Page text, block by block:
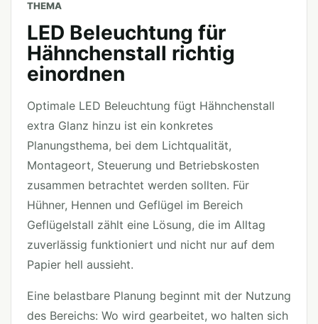
THEMA
LED Beleuchtung für
Hähnchenstall richtig
einordnen
Optimale LED Beleuchtung fügt Hähnchenstall
extra Glanz hinzu ist ein konkretes
Planungsthema, bei dem Lichtqualität,
Montageort, Steuerung und Betriebskosten
zusammen betrachtet werden sollten. Für
Hühner, Hennen und Geflügel im Bereich
Geflügelstall zählt eine Lösung, die im Alltag
zuverlässig funktioniert und nicht nur auf dem
Papier hell aussieht.
Eine belastbare Planung beginnt mit der Nutzung
des Bereichs: Wo wird gearbeitet, wo halten sich